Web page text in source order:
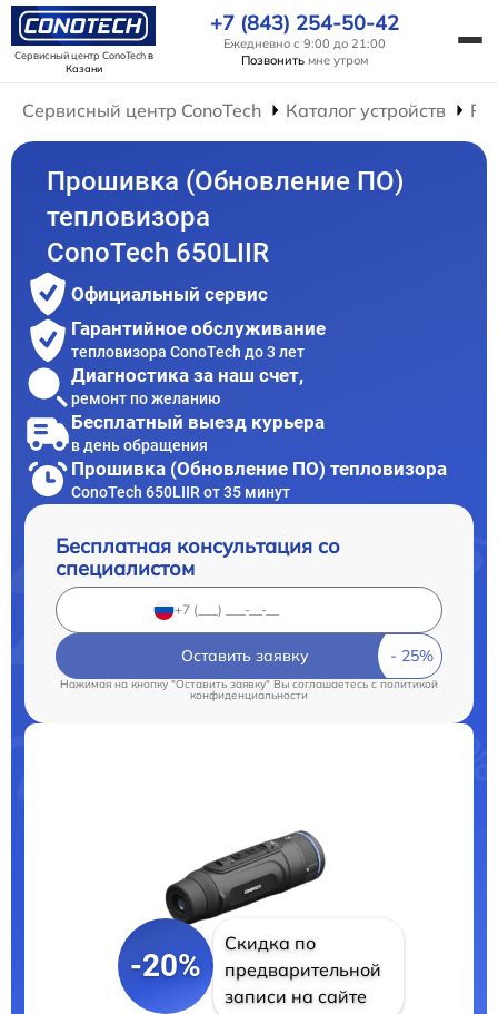
Сервисный центр ConoTechв
Казани
+7 (843) 254-50-42
Ежедневно с 9:00 до 21:00
Позвонить мне утром
Сервисный центр ConoTech Каталог устройств
Прошивка (Обновление ПО)
тепловизора
ConoTech 650LIIR
Официальный сервис
Гарантийное обслуживание
тепловизора ConoTech до 3 лет
Диагностика за наш счет,
ремонт по желанию
Бесплатный выезд курьера
в день обращения
Прошивка (Обновление ПО) тепловизора
ConoTech 650LIIR от 35 минут
Бесплатная консультация со
специалистом
Оставить заявку
Нажимая на кнопку "Оставить заявку" Вы соглашаетесь cполитикой
конфиденциальности
-20%
Скидка по
предварительной
записи на сайте